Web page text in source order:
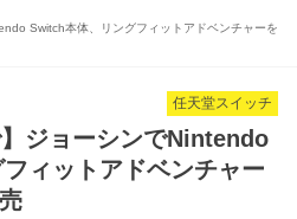
Switch本体、リングフィットアドベンチャーを
任天堂スイッチ
】ジョーシンでNintendo
ィットアドベンチャー